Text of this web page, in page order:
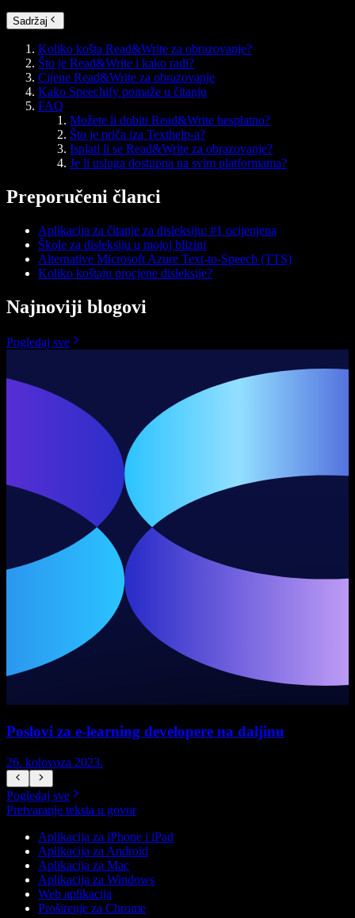
Sadržaj
Koliko košta Read&Write za obrazovanje?
Što je Read&Write i kako radi?
Cijene Read&Write za obrazovanje
Kako Speechify pomaže u čitanju
FAQ
Možete li dobiti Read&Write besplatno?
Što je priča iza Texthelp-a?
Isplati li se Read&Write za obrazovanje?
Je li usluga dostupna na svim platformama?
Preporučeni članci
Aplikacija za čitanje za disleksiju: #1 ocijenjena
Škole za disleksiju u mojoj blizini
Alternative Microsoft Azure Text-to-Speech (TTS)
Koliko koštaju procjene disleksije?
Najnoviji blogovi
Pogledaj sve
Poslovi za e-learning developere na daljinu
26. kolovoza 2023.
Pogledaj sve
Pretvaranje teksta u govor
Aplikacija za iPhone i iPad
Aplikacija za Android
Aplikacija za Mac
Aplikacija za Windows
Web aplikacija
Proširenje za Chrome